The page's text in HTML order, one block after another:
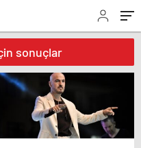
sonuçlar